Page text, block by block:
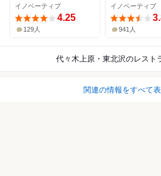
イノベーティブ
4.25
129人
イノベーティブ
941人
代々木上原・東北沢のレスト
関連の情報をすべて